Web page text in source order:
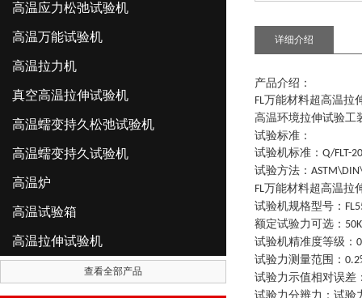
高温应力松弛试验机
高温万能试验机
高温拉力机
真空高温拉伸试验机
高温蠕变持久松弛试验机
高温蠕变持久试验机
高温炉
高温试验箱
高温拉伸试验机
查看全部产品
详细介绍
产品介绍：
FL万能材料超高温拉
高温环境拉伸试验工
试验标准：
试验机标准 ： Q/FLT-
试验方法 ：
FL万能材料超高温拉
试验机规格型号 ：
额定试验力可选 ：
试验机精准度等级 ：
试验力测量范围 ：
试验力示值相对误差
试验力分辨力 ： 试验